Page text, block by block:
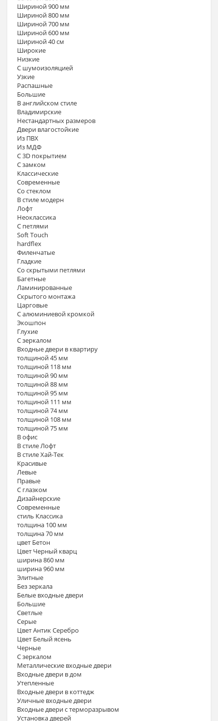
Шириной 900 мм
Шириной 800 мм
Шириной 700 мм
Шириной 600 мм
Шириной 40 см
Широкие
Низкие
С шумоизоляцией
Узкие
Распашные
Большие
В английском стиле
Владимирские
Нестандартных размеров
Двери влагостойкие
Из ПВХ
Из МДФ
С 3D покрытием
С замком
Классические
Современные
Со стеклом
В стиле модерн
Лофт
Неоклассика
С петлями
Soft Touch
hardflex
Филенчатые
Гладкие
Со скрытыми петлями
Багетные
Ламинированные
Скрытого монтажа
Царговые
С алюминиевой кромкой
Экошпон
Глухие
С зеркалом
Входные двери в квартиру
толщиной 45 мм
толщиной 118 мм
толщиной 90 мм
толщиной 88 мм
толщиной 95 мм
толщиной 111 мм
толщиной 74 мм
толщиной 108 мм
толщиной 75 мм
В офис
В стиле Лофт
В стиле Хай-Тек
Красивые
Левые
Правые
С глазком
Дизайнерские
Современные
стиль Классика
толщина 100 мм
толщина 70 мм
цвет Бетон
Цвет Черный кварц
ширина 860 мм
ширина 960 мм
Элитные
Без зеркала
Белые входные двери
Большие
Светлые
Серые
Цвет Антик Серебро
Цвет Белый ясень
Черные
С зеркалом
Металлические входные двери
Входные двери в дом
Утепленные
Входные двери в коттедж
Уличные входные двери
Входные двери с терморазрывом
Установка дверей